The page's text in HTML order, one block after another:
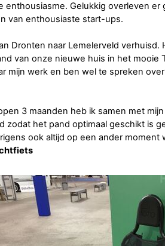
enthousiasme. Gelukkig overleven
van enthousiaste start-ups.
Dronten naar Lemelerveld
van onze nieuwe huis in het mooie
mijn werk en ben wel te spreken
3 maanden heb ik samen met
zodat het pand optimaal geschikt is
ook altijd op een ander moment